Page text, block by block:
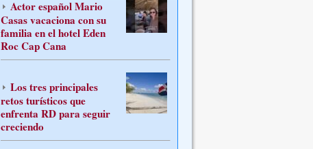
Actor español Mario
Casas vacaciona con su
familia en el hotel Eden
Roc Cap Cana
Los tres principales
retos turísticos que
enfrenta RD para seguir
creciendo